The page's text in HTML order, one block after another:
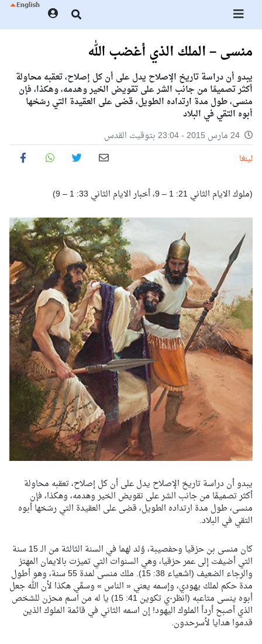
منسى – الملك الذي أغضب الله
يبدو أن دراسة تاريخ الإصلاح يدل على أن كل إصلاح، تعقبه محاولة
أكثر تصميمًا من جانب الشر على تقويض الخير وهدمه، وهكذا، فإن
منسى، طول مدة ارتداده الطويل، قضى على العقيدة التي رسّخها
أبوه التقي في البلاد
لينغا
(ملوك الايام الثاني 21: 1 – 9، أخبار الايام الثاني 33: 1 – 9)
يبدو أن دراسة تاريخ الإصلاح يدل على أن كل إصلاح، تعقبه محاولة
أكثر تصميمًا من جانب الشر على تقويض الخير وهدمه، وهكذا، فإن
منسى، طول مدة ارتداده الطويل، قضى على العقيدة التي رسّخها أبوه
التقي في البلاد.
كان منسى بن حزقيا وحفصيبة، وُلد لهما في السنة الثالثة من الـ 15 سنة
التي أضيفت إلى عمر حزقيا، وهي السنوات التي تميزت بالايمان المهتز
والرجاء الضعيف (اشعياء 38: 15). ملك منسى لمدة 55 سنة، وهو أطول
مدة حكم لملك يهودي، وإسمه يعني « الناس » وسمِّي هكذا لأن الله جعل
أبوه ينسى متاعبه (انظر-ي تكوين 41: 15) يا له من اسم محزن للشخص
الذي أصبح أردأ الملوك اليهود! إن اسمه الثاني في قائمة الملوك الذين
قدموا هدايا لأسرحدون.